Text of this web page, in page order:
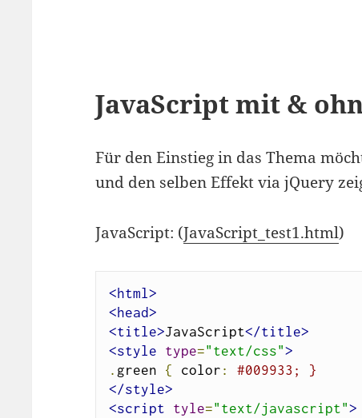
JavaScript mit &
Für den Einstieg in das Thema
und den selben Effekt via jQuery
JavaScript: (JavaScript_test1.html)
<html>
<head>
<title>JavaScript</title>
<style type="text/css">
. green { color :
#009933; }
</style>
<script tyle="text/javascript">